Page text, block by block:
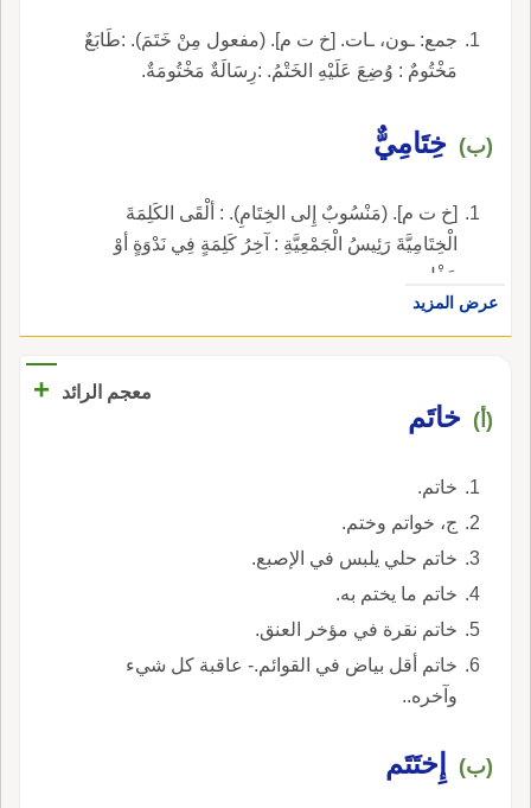
جمع: ـون، ـات. [خ ت م]. (مفعول مِنْ خَتَمَ). :طَابَعٌ
مَخْتُومٌ : وُضِعَ عَلَيْهِ الخَتْمُ. :رِسَالَةٌ مَخْتُومَةٌ.
(ب) خِتَامِيٌّ
[خ ت م]. (مَنْسُوبٌ إِلى الخِتَامِ). : ألْقَى الكَلِمَةَ
الْخِتَامِيَّةَ رَئِيسُ الْجَمْعِيَّةِ : آخِرُ كَلِمَةٍ فِي نَدْوَةٍ أوْ
حَفْلٍ.
عرض المزيد
معجم الرائد +
(أ) خاتَم
خاتم.
ج، خواتم وختم.
خاتم حلي يلبس في الإصبع.
خاتم ما يختم به.
خاتم نقرة في مؤخر العنق.
خاتم أقل بياض في القوائم.- عاقبة كل شيء
وآخره..
(ب) إِختَتَم